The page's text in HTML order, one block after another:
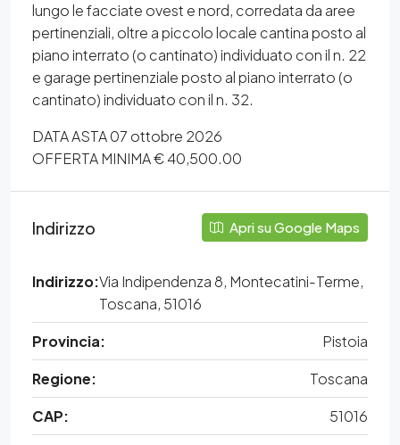
lungo le facciate ovest e nord, corredata da aree
pertinenziali, oltre a piccolo locale cantina posto al
piano interrato (o cantinato) individuato con il n. 22
e garage pertinenziale posto al piano interrato (o
cantinato) individuato con il n. 32.
DATA ASTA 07 ottobre 2026
OFFERTA MINIMA € 40,500.00
Indirizzo Apri su Google Maps
Indirizzo:Via Indipendenza 8, Montecatini-Terme,
Toscana, 51016
Provincia:
Pistoia
Regione:
Toscana
CAP:
51016